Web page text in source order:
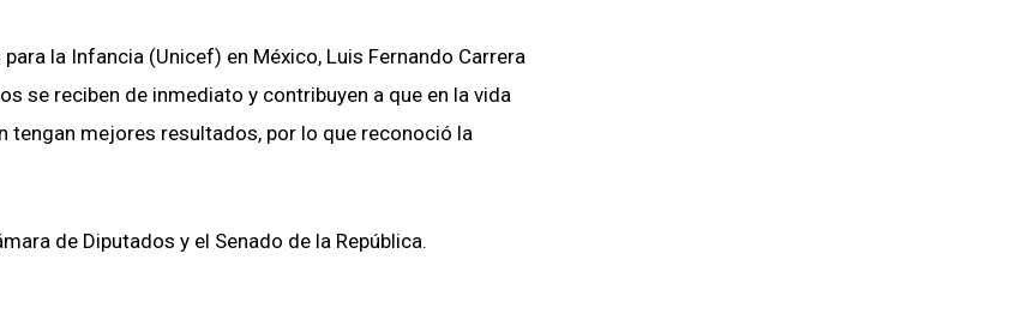
la Infancia (Unicef) en México, Luis Fernando Carrera
se reciben de inmediato y contribuyen a que en la vida
tengan mejores resultados, por lo que reconoció la
de Diputados y el Senado de la República.